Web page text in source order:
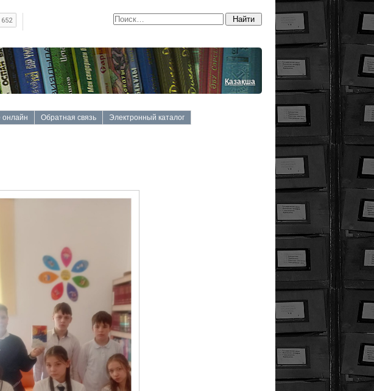
Қазақша
онлайн Обратная связь
Электронный каталог